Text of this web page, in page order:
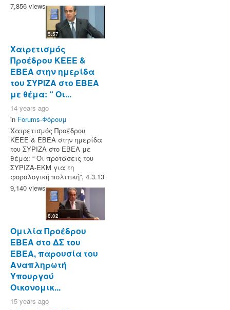
7,856 views
5:57
Χαιρετισμός
Προέδρου ΚΕΕΕ &
ΕΒΕΑ στην ημερίδα
του ΣΥΡΙΖΑ στο ΕΒΕΑ
με θέμα: “ Οι...
14 years ago
in Forums-Φόρουμ
Χαιρετισμός Προέδρου
ΚΕΕΕ & ΕΒΕΑ στην ημερίδα
του ΣΥΡΙΖΑ στο ΕΒΕΑ με
θέμα: “ Οι προτάσεις του
ΣΥΡΙΖΑ-ΕΚΜ για τη
φορολογική πολιτική”, 4.3.13
9,140 views
8:02
Ομιλία Προέδρου
ΕΒΕΑ στο ΔΣ του
ΕΒΕΑ, παρουσία του
Αναπληρωτή
Υπουργού
Οικονομικ...
15 years ago